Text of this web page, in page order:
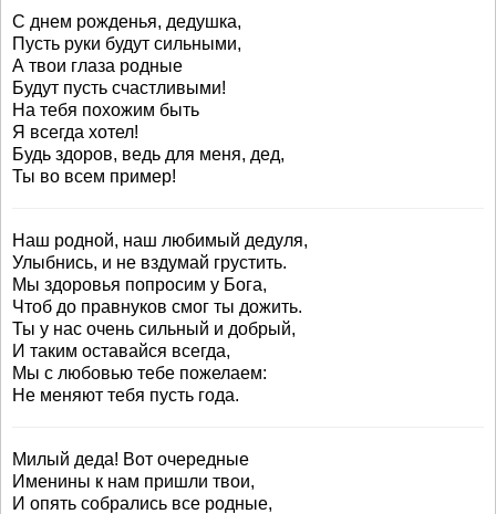
С днем рожденья, дедушка,
Пусть руки будут сильными,
А твои глаза родные
Будут пусть счастливыми!
На тебя похожим быть
Я всегда хотел!
Будь здоров, ведь для меня, дед,
Ты во всем пример!
Наш родной, наш любимый дедуля,
Улыбнись, и не вздумай грустить.
Мы здоровья попросим у Бога,
Чтоб до правнуков смог ты дожить.
Ты у нас очень сильный и добрый,
И таким оставайся всегда,
Мы с любовью тебе пожелаем:
Не меняют тебя пусть года.
Милый деда! Вот очередные
Именины к нам пришли твои,
И опять собрались все родные,